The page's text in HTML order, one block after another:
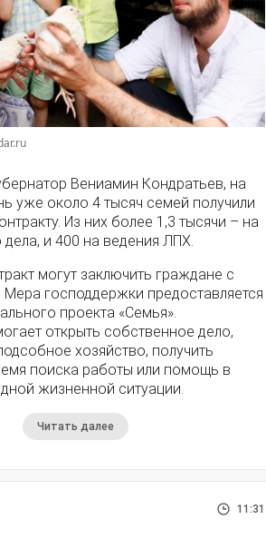
Вениамин Кондратьев, на
уже около 4 тысяч семей получили
Из них более 1,3 тысячи – на
дела, и 400 на ведения ЛПХ.
могут заключить граждане с
господдержки предоставляется
проекта «Семья».
открыть собственное дело,
хозяйство, получить
поиска работы или помощь в
жизненной ситуации.
Читать далее
11:31